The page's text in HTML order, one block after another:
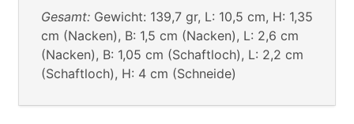
Gesamt: Gewicht: 139,7 gr, L: 10,5 cm, H: 1,35
cm (Nacken), B: 1,5 cm (Nacken), L: 2,6 cm
(Nacken), B: 1,05 cm (Schaftloch), L: 2,2 cm
(Schaftloch), H: 4 cm (Schneide)